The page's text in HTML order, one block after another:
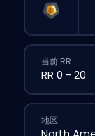
当前 RR
地区